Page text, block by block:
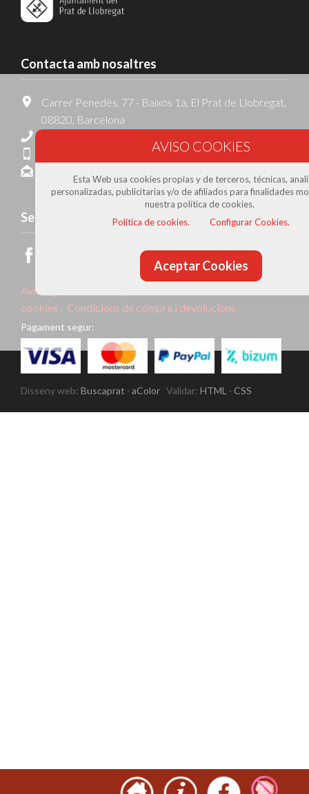
Contacta amb nosaltres
Carrer Penedès, 77 - Baixos 1a, El Prat de Llobregat,
08820, Barcelona
Segueix-nos
Avís legal
cookies · Condicions de compra i devolucions
Pagament segur:
Disseny web: Buscaprat · aColor Validar: HTML · CSS
Esta Web usa cookies propias y de terceros, técnicas,
personalizadas, publicitarias y/o de afiliados para finalidades
nuestra política de cookies.
Política de cookies.
Configurar Cookies.
Aceptar Cookies